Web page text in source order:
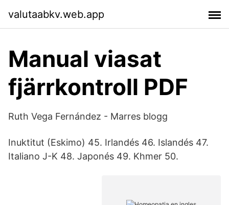
valutaabkv.web.app
Manual viasat
fjärrkontroll PDF
Ruth Vega Fernández - Marres blogg
Inuktitut (Eskimo) 45. Irlandés 46. Islandés 47.
Italiano J-K 48. Japonés 49. Khmer 50.